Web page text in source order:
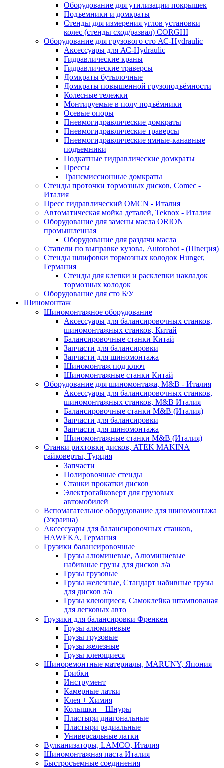
Оборудование для утилизации покрышек
Подъемники и домкраты
Стенды для измерения углов установки
колес (стенды сход/развал) CORGHI
Оборудование для грузового сто АС-Hydraulic
Аксессуары для АС-Hydraulic
Гидравлические краны
Гидравлические траверсы
Домкраты бутылочные
Домкраты повышенной грузоподъёмности
Колесные тележки
Монтируемые в полу подъёмники
Осевые опоры
Пневмогидравлические домкраты
Пневмогидравлические траверсы
Пневмогидравлические ямные-канавные
подъемники
Подкатные гидравлические домкраты
Прессы
Трансмиссионные домкраты
Стенды проточки тормозных дисков, Comec -
Италия
Пресс гидравлический OMCN - Италия
Автоматическая мойка деталей, Teknox - Италия
Оборудование для замены масла ORION
промышленная
Оборудование для раздачи масла
Стапели по выправке кузова, Autorobot - (Швеция)
Стенды шлифовки тормозных колодок Hunger,
Германия
Стенды для клепки и расклепки накладок
тормозных колодок
Оборудование для сто Б/У
Шиномонтаж
Шиномонтажное оборудование
Аксессуары для балансировочных станков,
шиномонтажных станков, Китай
Балансировочные станки Китай
Запчасти для балансировки
Запчасти для шиномонтажа
Шиномонтаж под ключ
Шиномонтажные станки Китай
Оборудование для шиномонтажа, M&B - Италия
Аксессуары для балансировочных станков,
шиномонтажных станков, M&B Италия
Балансировочные станки M&B (Италия)
Запчасти для балансировки
Запчасти для шиномонтажа
Шиномонтажные станки M&B (Италия)
Станки рихтовки дисков, ATEK MAKINA
гайковерты, Турция
Запчасти
Полировочные стенды
Станки прокатки дисков
Электрогайковерт для грузовых
автомобилей
Вспомагательное оборудование для шиномонтажа
(Украина)
Аксессуары для балансировочных станков,
HAWEKA, Германия
Грузики балансировочные
Грузы алюминевые, Алюминиевые
набивные грузы для дисков л/а
Грузы грузовые
Грузы железные, Cтандарт набивные грузы
для дисков л/а
Грузы клеющиеся, Самоклейка штампованая
для легковых авто
Грузики для балансировки Френкен
Грузы алюминевые
Грузы грузовые
Грузы железные
Грузы клеющиеся
Шиноремонтные материалы, MARUNY, Япония
Грибки
Инструмент
Камерные латки
Клея + Химия
Колышки + Шнуры
Пластыри диагональные
Пластыри радиальные
Универсальные латки
Вулканизаторы, LAMCO, Италия
Шиномонтажная паста Италия
Быстросъемные соединения